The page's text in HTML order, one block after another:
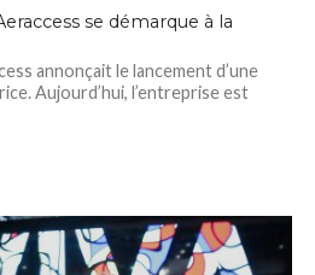
se démarque à la
annonçait le lancement d’une
Aujourd’hui, l’entreprise est